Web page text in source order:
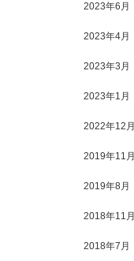
2023年6月
2023年4月
2023年3月
2023年1月
2022年12月
2019年11月
2019年8月
2018年11月
2018年7月